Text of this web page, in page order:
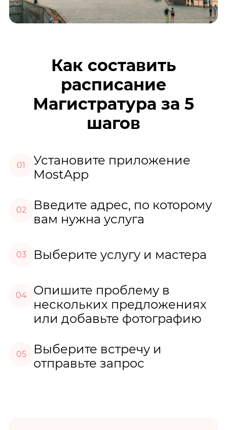
Как составить
расписание
Магистратура за 5
шагов
01
Установите приложение
MostApp
02
Введите адрес, по которому
вам нужна услуга
03 Выберите услугу и мастера
04
Опишите проблему в
нескольких предложениях
или добавьте фотографию
05
Выберите встречу и
отправьте запрос